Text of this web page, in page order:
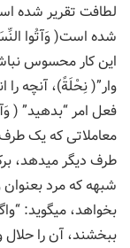
لطافت تقریر شده
شده است( وَآتُوا
این کار محسوس
وار”( نِحْلَةً)، آنچه
فعل امر “بدهید” (
معاملاتی که یک
طرف دیگر میدهد،
شبهه که مرد
بخواهد، میگوید:
ببخشند، آن را حلال